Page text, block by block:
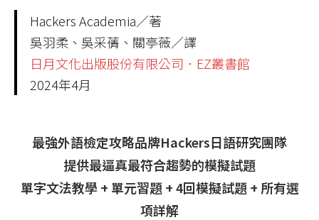
Hackers Academia／著
吳羽柔、吳采蒨、關亭薇／譯
日月文化出版股份有限公司．EZ叢書館
2024年4月
最強外語檢定攻略品牌Hackers日語研究團隊
提供最逼真最符合趨勢的模擬試題
單字文法教學 + 單元習題 + 4回模擬試題 + 所有選
項詳解